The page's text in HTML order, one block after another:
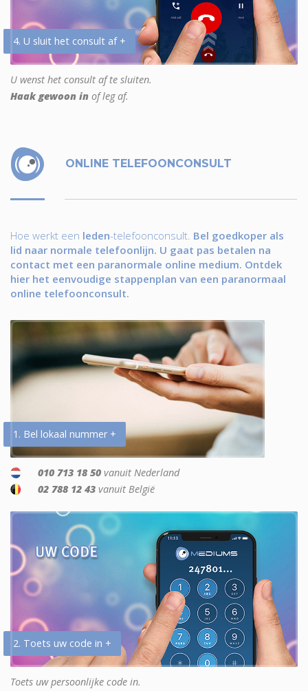
4. U sluit het consult af +
U wenst het consult af te sluiten.
Haak gewoon in of leg af.
ONLINE TELEFOONCONSULT
Hoe werkt een leden-telefoonconsult. Bel goedkoper als
lid naar normale telefoonlijn. U gaat pas betalen na
contact met een paranormale online medium. Ontdek
hier het eenvoudige stappenplan van een paranormaal
online telefoonconsult.
1. Bel lokaal nummer +
010 713 18 50 vanuit Nederland
02 788 12 43 vanuit België
2. Toets uw code in +
Toets uw persoonlijke code in.